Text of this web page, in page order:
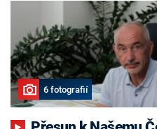
6 fotografií